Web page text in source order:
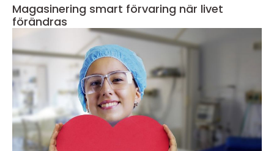
Magasinering smart förvaring när livet
förändras